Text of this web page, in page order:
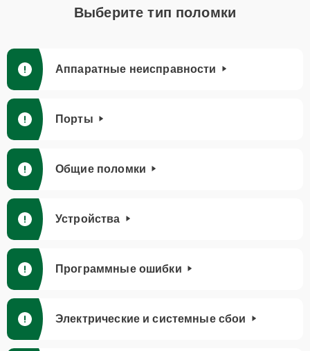
Выберите тип поломки
Аппаратные неисправности
Порты
Общие поломки
Устройства
Программные ошибки
Электрические и системные сбои